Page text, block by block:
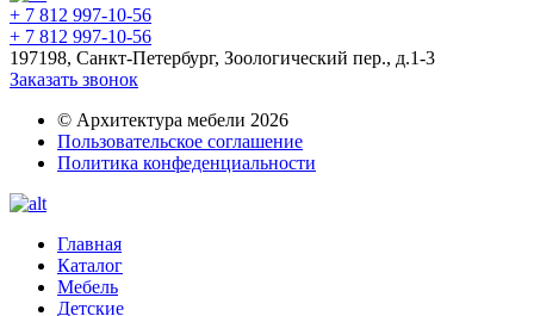
+ 7 812 997-10-56
+ 7 812 997-10-56
197198, Санкт-Петербург, Зоологический пер., д.1-3
Заказать звонок
© Архитектура мебели 2026
Пользовательское соглашение
Политика конфеденциальности
Главная
Каталог
Мебель
Детские